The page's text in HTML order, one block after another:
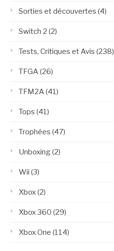
Sorties et découvertes (4)
Switch 2 (2)
Tests, Critiques et Avis (238)
TFGA(26)
TFM2A(41)
Tops (41)
Trophées (47)
Unboxing(2)
Wii (3)
Xbox(2)
Xbox 360 (29)
Xbox One (114)